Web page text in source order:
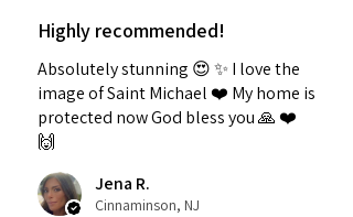
Highly recommended!
Absolutely stunning 😍 ✨️ I love the
image of Saint Michael ❤️ My home is
protected now God bless you 🙏 ❤️
🙌
Jena R.
Cinnaminson, NJ